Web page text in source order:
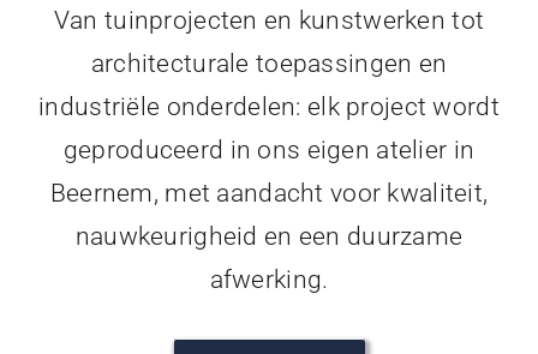
Van tuinprojecten en kunstwerken tot
architecturale toepassingen en
industriële onderdelen: elk project wordt
geproduceerd in ons eigen atelier in
Beernem, met aandacht voor kwaliteit,
nauwkeurigheid en een duurzame
afwerking.